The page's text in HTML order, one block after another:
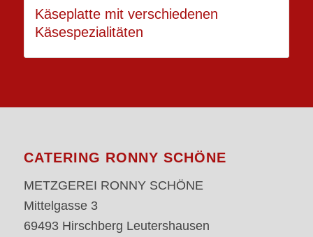
Käseplatte mit verschiedenen
Käsespezialitäten
CATERING RONNY SCHÖNE
METZGEREI RONNY SCHÖNE
Mittelgasse 3
69493 Hirschberg Leutershausen